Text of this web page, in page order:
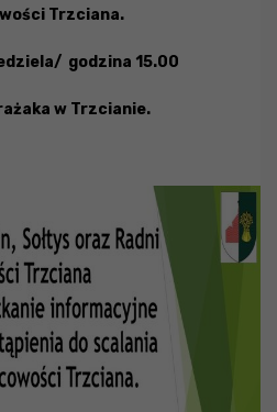
Trzciana.
godzina 15.00
w Trzcianie.